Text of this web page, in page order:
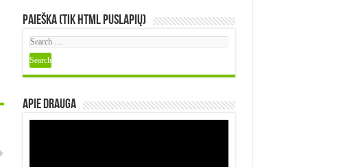
Paieška (tik HTML puslapių)
Apie DRAUGA